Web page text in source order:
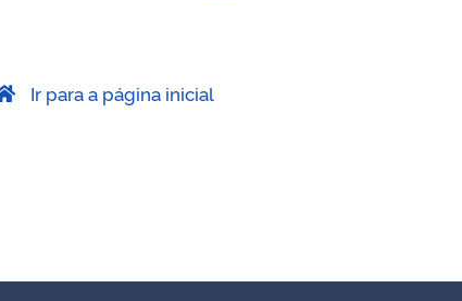
Ir para a página inicial